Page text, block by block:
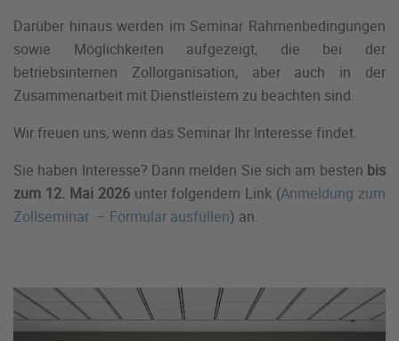
Darüber hinaus werden im Seminar Rahmenbedingungen
sowie Möglichkeiten aufgezeigt, die bei der
betriebsinternen Zollorganisation, aber auch in der
Zusammenarbeit mit Dienstleistern zu beachten sind.
Wir freuen uns, wenn das Seminar Ihr Interesse findet.
Sie haben Interesse? Dann melden Sie sich am besten bis
zum 12. Mai 2026unter folgendem Link (Anmeldung zum
Zollseminar – Formular ausfüllen) an.